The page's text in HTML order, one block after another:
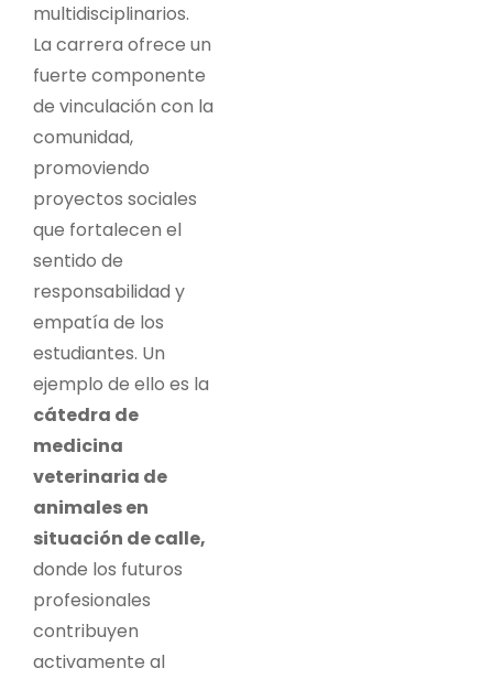
multidisciplinarios.
La carrera ofrece un
fuerte componente
de vinculación con la
comunidad,
promoviendo
proyectos sociales
que fortalecen el
sentido de
responsabilidad y
empatía de los
estudiantes. Un
ejemplo de ello es la
cátedra de
medicina
veterinaria de
animales en
situación de calle,
donde los futuros
profesionales
contribuyen
activamente al